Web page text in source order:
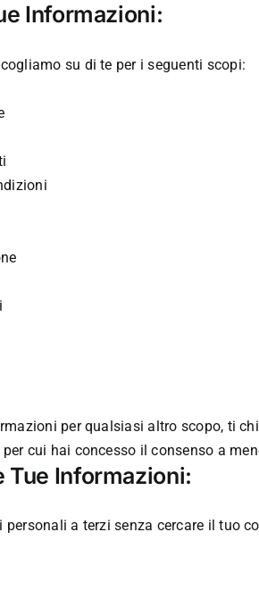
Informazioni:
su di te per i seguenti scopi:
per qualsiasi altro scopo, ti
cui hai concesso il consenso a
Tue Informazioni:
a terzi senza cercare il tuo